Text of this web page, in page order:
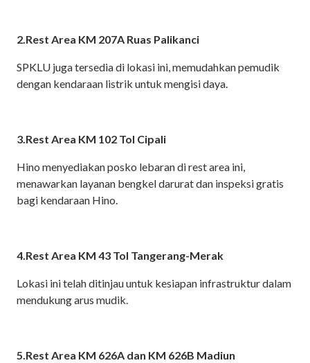
2.Rest Area KM 207A Ruas Palikanci
SPKLU juga tersedia di lokasi ini, memudahkan pemudik
dengan kendaraan listrik untuk mengisi daya.
3.Rest Area KM 102 Tol Cipali
Hino menyediakan posko lebaran di rest area ini,
menawarkan layanan bengkel darurat dan inspeksi gratis
bagi kendaraan Hino.
4.Rest Area KM 43 Tol Tangerang-Merak
Lokasi ini telah ditinjau untuk kesiapan infrastruktur dalam
mendukung arus mudik.
5.Rest Area KM 626A dan KM 626B Madiun